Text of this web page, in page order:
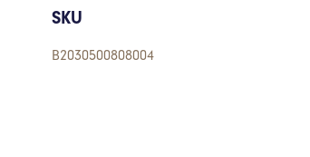
SKU
B2030500808004